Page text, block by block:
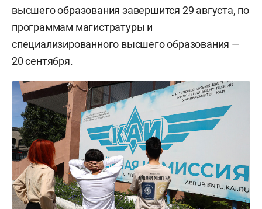
высшего образования завершится 29 августа, по
программам магистратуры и
специализированного высшего образования —
20 сентября.